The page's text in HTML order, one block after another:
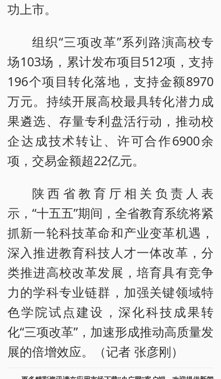
功上市。
组织“三项改革”系列路演高校专
场103场，累计发布项目512项，支持
196个项目转化落地，支持金额8970
万元。持续开展高校最具转化潜力成
果遴选、存量专利盘活行动，推动校
企达成技术转让、许可合作6900余
项，交易金额超22亿元。
陕西省教育厅相关负责人表
示，“十五五”期间，全省教育系统将紧
抓新一轮科技革命和产业变革机遇，
深入推进教育科技人才一体改革，分
类推进高校改革发展，培育具有竞争
力的学科专业链群，加强关键领域特
色学院试点建设，深化科技成果转
化“三项改革”，加速形成推动高质量发
展的倍增效应。（记者 张彦刚）